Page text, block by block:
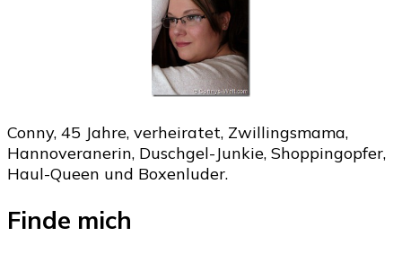
Conny, 45 Jahre, verheiratet, Zwillingsmama,
Hannoveranerin, Duschgel-Junkie, Shoppingopfer,
Haul-Queen und Boxenluder.
Finde mich